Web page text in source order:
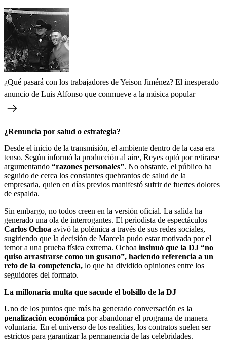
¿Qué pasará con los trabajadores de Yeison Jiménez? El inesperado
anuncio de Luis Alfonso que conmueve a la música popular
¿Renuncia por salud o estrategia?
Desde el inicio de la transmisión, el ambiente dentro de la casa era
tenso. Según informó la producción al aire, Reyes optó por retirarse
argumentando “razones personales”. No obstante, el público ha
seguido de cerca los constantes quebrantos de salud de la
empresaria, quien en días previos manifestó sufrir de fuertes dolores
de espalda.
Sin embargo, no todos creen en la versión oficial. La salida ha
generado una ola de interrogantes. El periodista de espectáculos
Carlos Ochoa avivó la polémica a través de sus redes sociales,
sugiriendo que la decisión de Marcela pudo estar motivada por el
temor a una prueba física extrema. Ochoa insinuó que la DJ “no
quiso arrastrarse como un gusano”, haciendo referencia a un
reto de la competencia, lo que ha dividido opiniones entre los
seguidores del formato.
La millonaria multa que sacude el bolsillo de la DJ
Uno de los puntos que más ha generado conversación es la
penalización económica por abandonar el programa de manera
voluntaria. En el universo de los realities, los contratos suelen ser
estrictos para garantizar la permanencia de las celebridades.